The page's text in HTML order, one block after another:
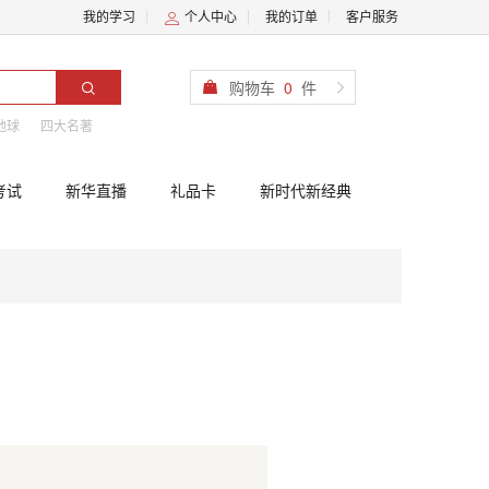
我的学习 个人中心 我的订单 客户服务
球 四大名著
购物车 0 件
试 新华直播 礼品卡 新时代新经典